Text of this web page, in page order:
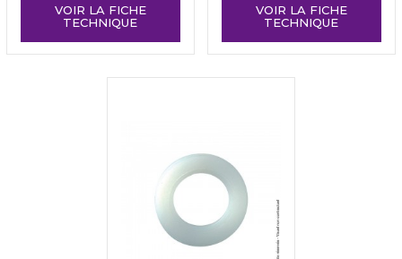
VOIR LA FICHE
TECHNIQUE
VOIR LA FICHE
TECHNIQUE